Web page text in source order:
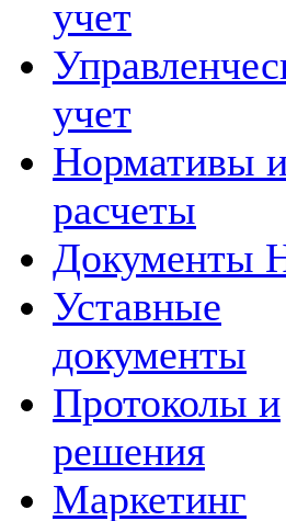
учет
учет
Нормативы
расчеты
Документы
Уставные
документы
Протоколы и
решения
Маркетинг